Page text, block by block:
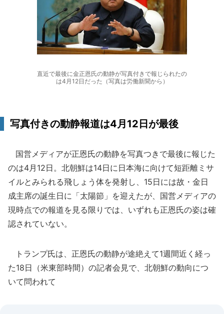
直近で最後に金正恩氏の動静が写真付きで報じられたの
は4月12日だった（写真は労働新聞から）
写真付きの動静報道は4月12日が最後
国営メディアが正恩氏の動静を写真つきで最後に報じた
のは4月12日。北朝鮮は14日に日本海に向けて短距離ミサ
イルとみられる飛しょう体を発射し、15日には故・金日
成主席の誕生日に「太陽節」を迎えたが、国営メディアの
現時点での報道を見る限りでは、いずれも正恩氏の姿は確
認されていない。
トランプ氏は、正恩氏の動静が途絶えて1週間近く経っ
た18日（米東部時間）の記者会見で、北朝鮮の動向につ
いて問われて